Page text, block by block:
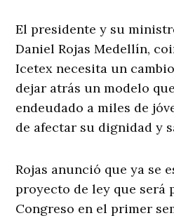
El presidente y su
Daniel Rojas Medellín,
Icetex necesita un
dejar atrás un modelo
endeudado a miles de
de afectar su dignidad y
Rojas anunció que ya se
proyecto de ley que será
Congreso en el primer